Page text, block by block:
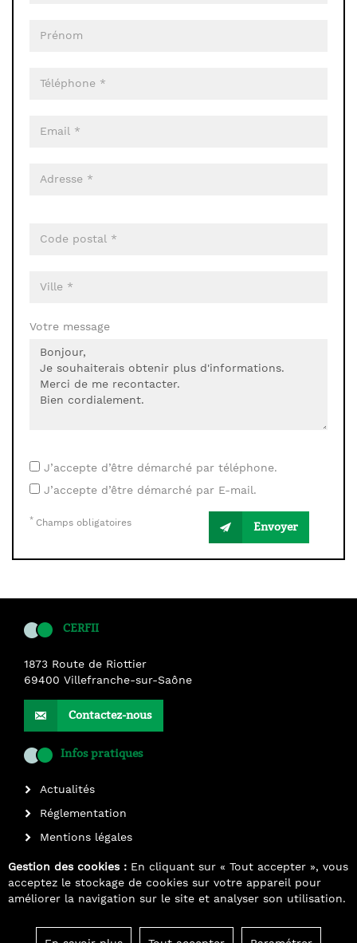
Votre message
J’accepte d’être démarché par téléphone.
J’accepte d’être démarché par E-mail.
* Champs obligatoires Envoyer
CERFII
1873 Route de Riottier
69400 Villefranche-sur-Saône
Contactez-nous
Infos pratiques
Actualités
Réglementation
Mentions légales
Plan du site
Gestion des cookies : En cliquant sur « Tout accepter », vous
acceptez le stockage de cookies sur votre appareil pour
améliorer la navigation sur le site et analyser son utilisation.